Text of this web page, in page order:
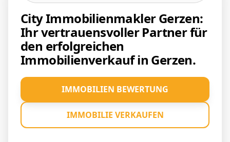
City Immobilienmakler Gerzen:
Ihr vertrauensvoller Partner für
den erfolgreichen
Immobilienverkauf in Gerzen.
IMMOBILIEN BEWERTUNG
IMMOBILIE VERKAUFEN